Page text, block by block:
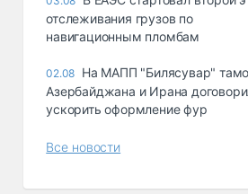
отслеживания грузов по
навигационным пломбам
02.08 На МАПП "Билясувар"
Азербайджана и Ирана
ускорить оформление фур
Все новости